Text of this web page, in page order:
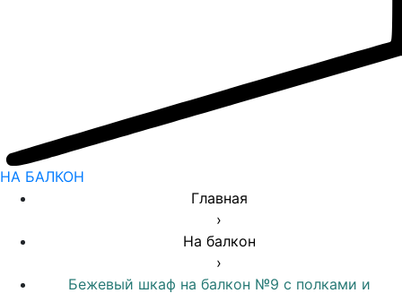
НА БАЛКОН
Главная
›
На балкон
›
Бежевый шкаф на балкон №9 с полками и